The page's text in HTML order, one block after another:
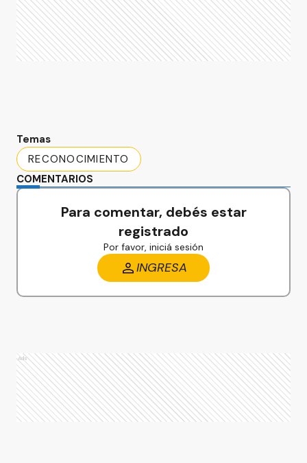
Temas
RECONOCIMIENTO
COMENTARIOS
Para comentar, debés estar
registrado
Por favor, iniciá sesión
INGRESA
Ads